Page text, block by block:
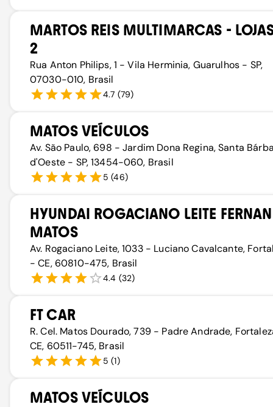
MARTOS REIS MULTIMARCAS -
2
Rua Anton Philips, 1 - Vila Herminia, Guarulhos - SP,
07030-010, Brasil
4.7 (79)
MATOS VEÍCULOS
Av. São Paulo, 698 - Jardim Dona Regina, Santa
d'Oeste - SP, 13454-060, Brasil
5 (46)
HYUNDAI ROGACIANO LEITE
MATOS
Av. Rogaciano Leite, 1033 - Luciano Cavalcante,
- CE, 60810-475, Brasil
4.4 (32)
FT CAR
R. Cel. Matos Dourado, 739 - Padre Andrade,
CE, 60511-745, Brasil
5 (1)
MATOS VEÍCULOS